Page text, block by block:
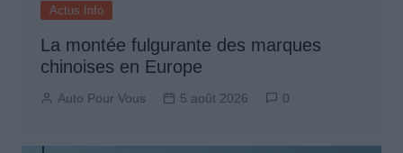
Actus Info
La montée fulgurante des marques
chinoises en Europe
Auto Pour Vous 5 août 2026 0